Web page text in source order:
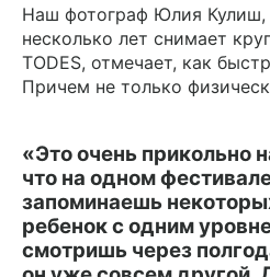
Наш фотограф Юлия Кулиш,
несколько лет снимает
TODES, отмечает, как
Причем не только
«Это очень прикольно
что на одном
запоминаешь
ребенок с одним
смотришь через